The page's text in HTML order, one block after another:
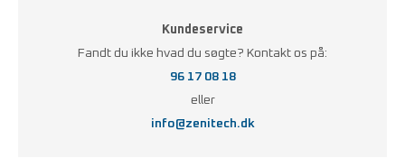
Kundeservice
Fandt du ikke hvad du søgte? Kontakt os på:
96 17 08 18
eller
info@zenitech.dk